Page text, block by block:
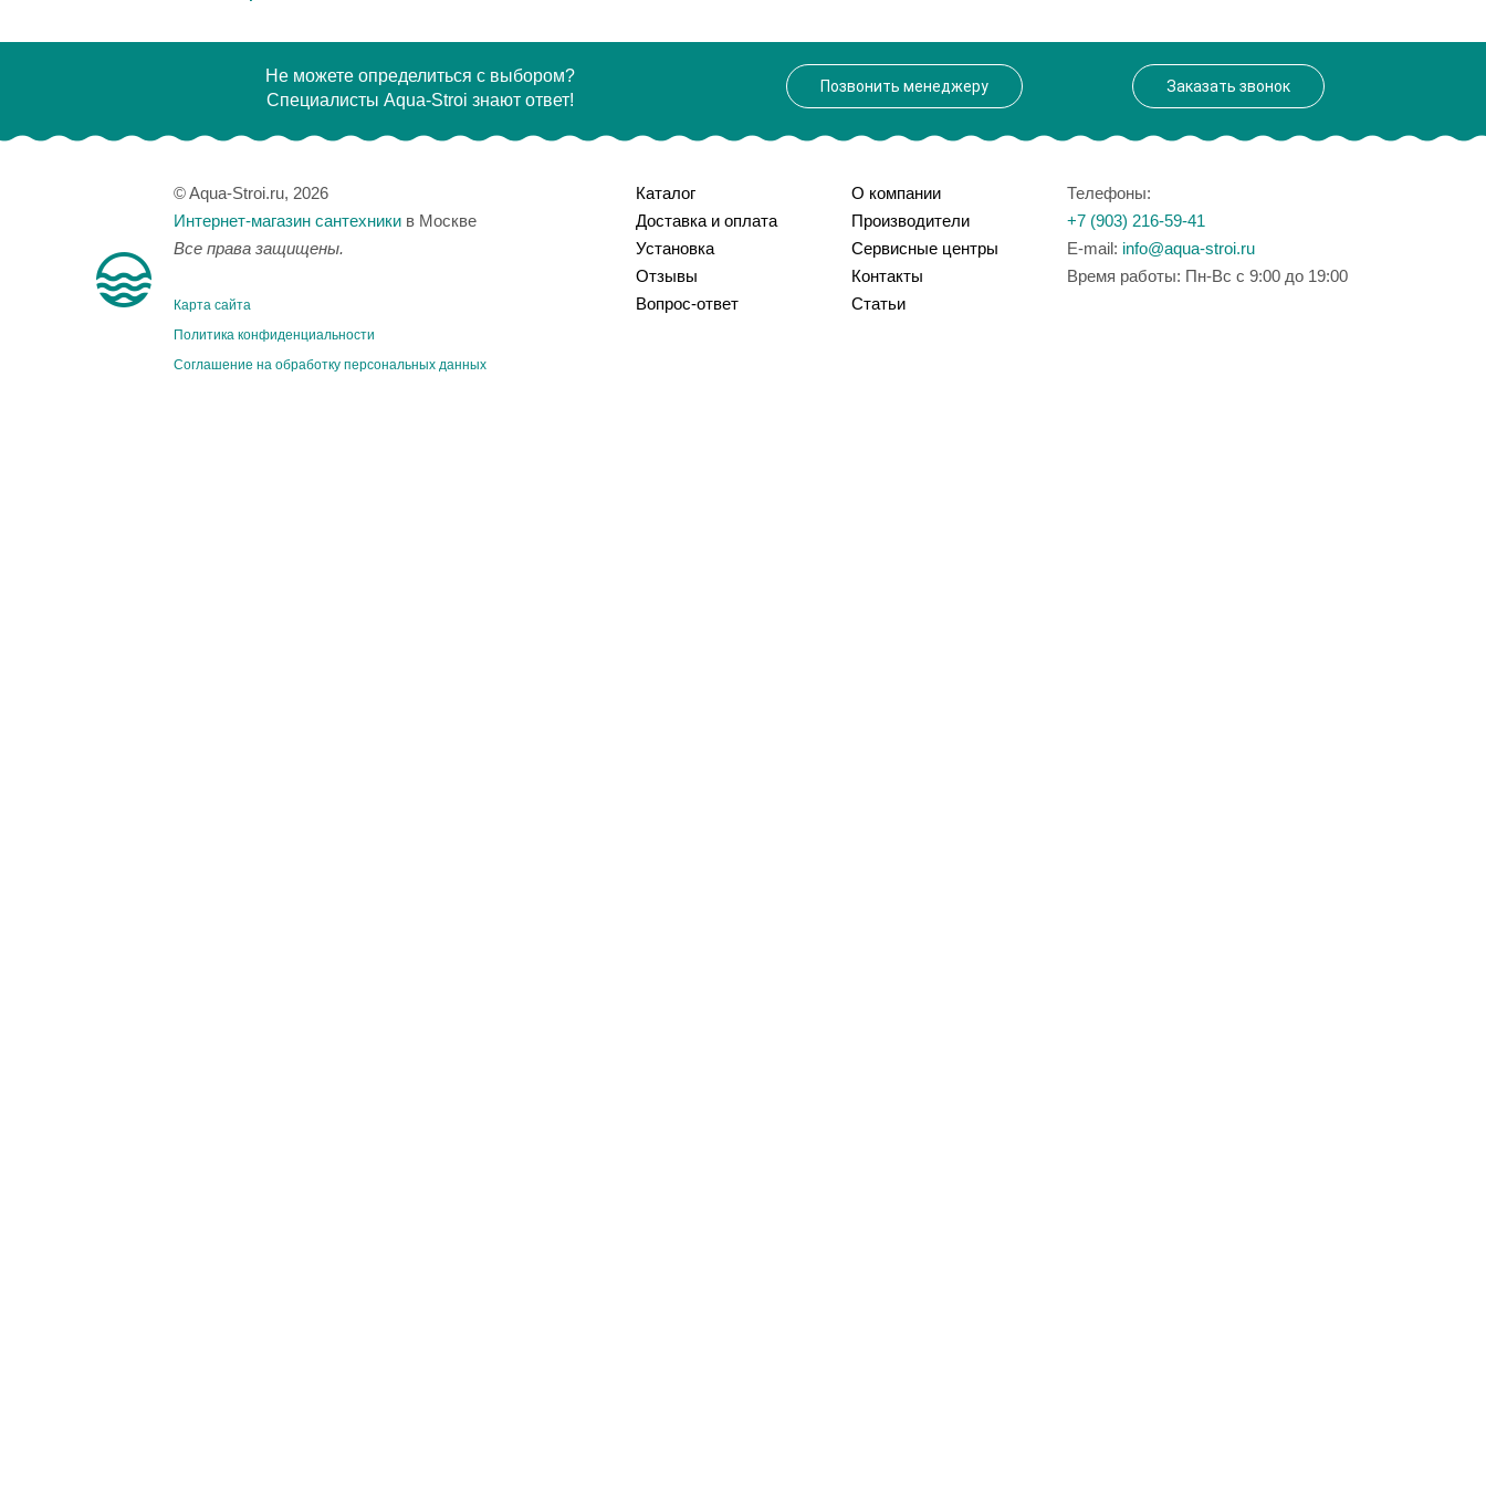
Не можете определиться с выбором?
Специалисты Aqua-Stroi знают ответ!
Позвонить менеджеру Заказать звонок
© Aqua-Stroi.ru, 2026
Интернет-магазин сантехники в Москве
Все права защищены.
Карта сайта
Политика конфиденциальности
Соглашение на обработку персональных данных
Каталог
Доставка и оплата
Установка
Отзывы
Вопрос-ответ
О компании
Производители
Сервисные центры
Контакты
Статьи
Телефоны:
+7 (903) 216-59-41
E-mail: info@aqua-stroi.ru
Время работы: Пн-Вс с 9:00 до 19:00